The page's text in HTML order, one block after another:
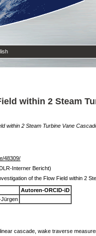
within 2 Steam
within 2 Steam Turbine Vane
48309/
Interner Bericht)
of the Flow Field within 2
Autoren-ORCID-iD
Jürgen
cascade, wake traverse